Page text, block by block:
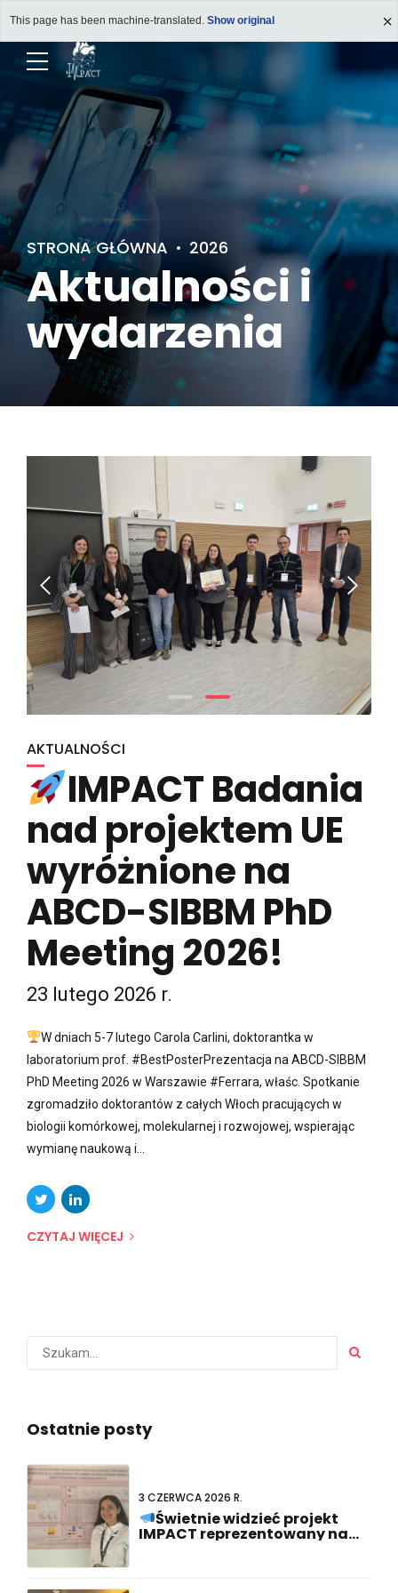
This page has been machine-translated. Show original
STRONA GŁÓWNA 2026
Aktualności i
wydarzenia
AKTUALNOŚCI
IMPACT Badania
nad projektem UE
wyróżnione na
ABCD-SIBBM PhD
Meeting 2026!
23 lutego 2026 r.
W dniach 5-7 lutego Carola Carlini, doktorantka w
laboratorium prof. #BestPosterPrezentacja na ABCD-SIBBM
PhD Meeting 2026 w Warszawie #Ferrara, właśc. Spotkanie
zgromadziło doktorantów z całych Włoch pracujących w
biologii komórkowej, molekularnej i rozwojowej, wspierając
wymianę naukową i...
CZYTAJ WIĘCEJ
Ostatnie posty
3 CZERWCA 2026 R.
Świetnie widzieć projekt
IMPACT reprezentowany na